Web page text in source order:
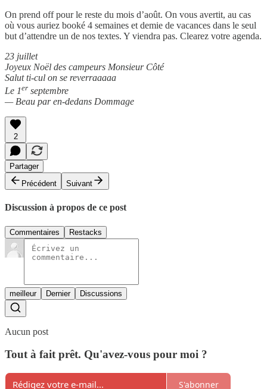
On prend off pour le reste du mois d’août. On vous avertit, au cas
où vous auriez booké 4 semaines et demie de vacances dans le seul
but d’attendre un de nos textes. Y viendra pas. Clearez votre agenda.
23 juillet
Joyeux Noël des campeurs Monsieur Côté
Salut ti-cul on se reverraaaaa
Le 1er septembre
— Beau par en-dedans Dommage
2
Partager
Précédent
Suivant
Discussion à propos de ce post
Commentaires Restacks
meilleur Dernier Discussions
Aucun post
Tout à fait prêt. Qu'avez-vous pour moi ?
S'abonner